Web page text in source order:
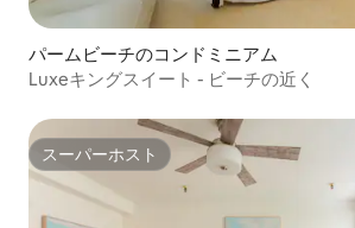
パームビーチのコンドミニアム
Luxeキングスイート - ビーチの近く
スーパーホスト
スーパーホスト